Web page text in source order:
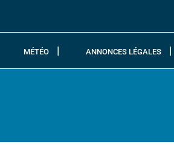
MÉTÉO ANNONCES LÉGALES